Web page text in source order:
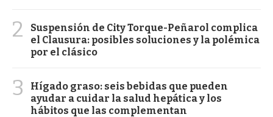
2
Suspensión de City Torque-Peñarol complica
el Clausura: posibles soluciones y la polémica
por el clásico
3
Hígado graso: seis bebidas que pueden
ayudar a cuidar la salud hepática y los
hábitos que las complementan